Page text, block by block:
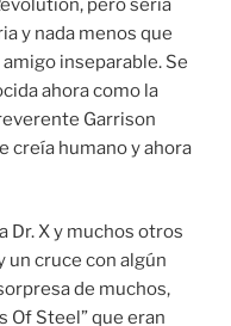
pero sería
y nada menos que
inseparable. Se
ahora como la
Garrison
creía humano y ahora
Dr. X y muchos otros
un cruce con algún
de muchos,
Of Steel” que eran